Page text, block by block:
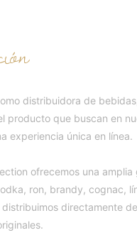
distribuidora de
producto que buscan en
experiencia única en línea.
ofrecemos una
ron, brandy, cognac,
directamente